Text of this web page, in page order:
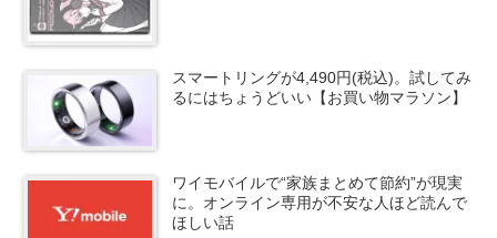
スマートリングが4,490円(税込)。試してみ
るにはちょうどいい【お買い物マラソン】
ワイモバイルで“家族まとめて節約”が現実
に。オンライン専用が不安な人ほど読んで
ほしい話